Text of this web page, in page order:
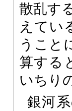
散乱す
えてい
うこと
算する
いちり
銀河